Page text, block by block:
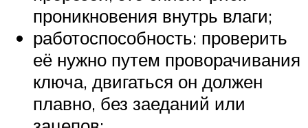
проникновения внутрь влаги;
работоспособность: проверить
её нужно путем проворачивания
ключа, двигаться он должен
плавно, без заеданий или